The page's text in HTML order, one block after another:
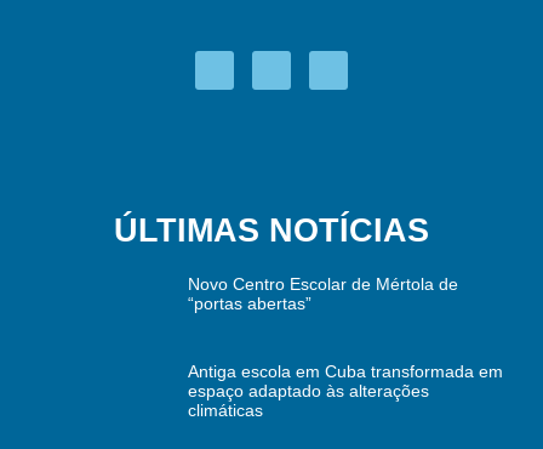
ÚLTIMAS NOTÍCIAS
Novo Centro Escolar de Mértola de
“portas abertas”
Antiga escola em Cuba transformada em
espaço adaptado às alterações
climáticas